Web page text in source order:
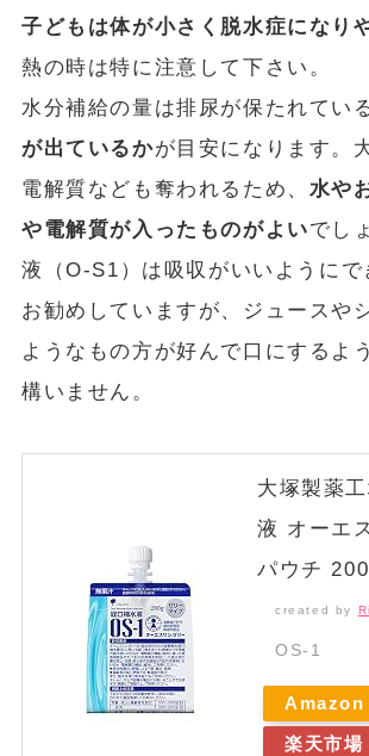
子どもは体が小さく脱水症になり
熱の時は特に注意して下さい。
水分補給の量は排尿が保たれてい
が出ているかが目安になります。
電解質なども奪われるため、 水や
や電解質が入ったものがよいでし
液（O-S1）は吸収がいいようにで
お勧めしていますが、ジュースや
ようなもの方が好んで口にするよ
構いません。
大塚製薬
液 オーエ
パウチ
created by
OS-1
Amazon
楽天市場